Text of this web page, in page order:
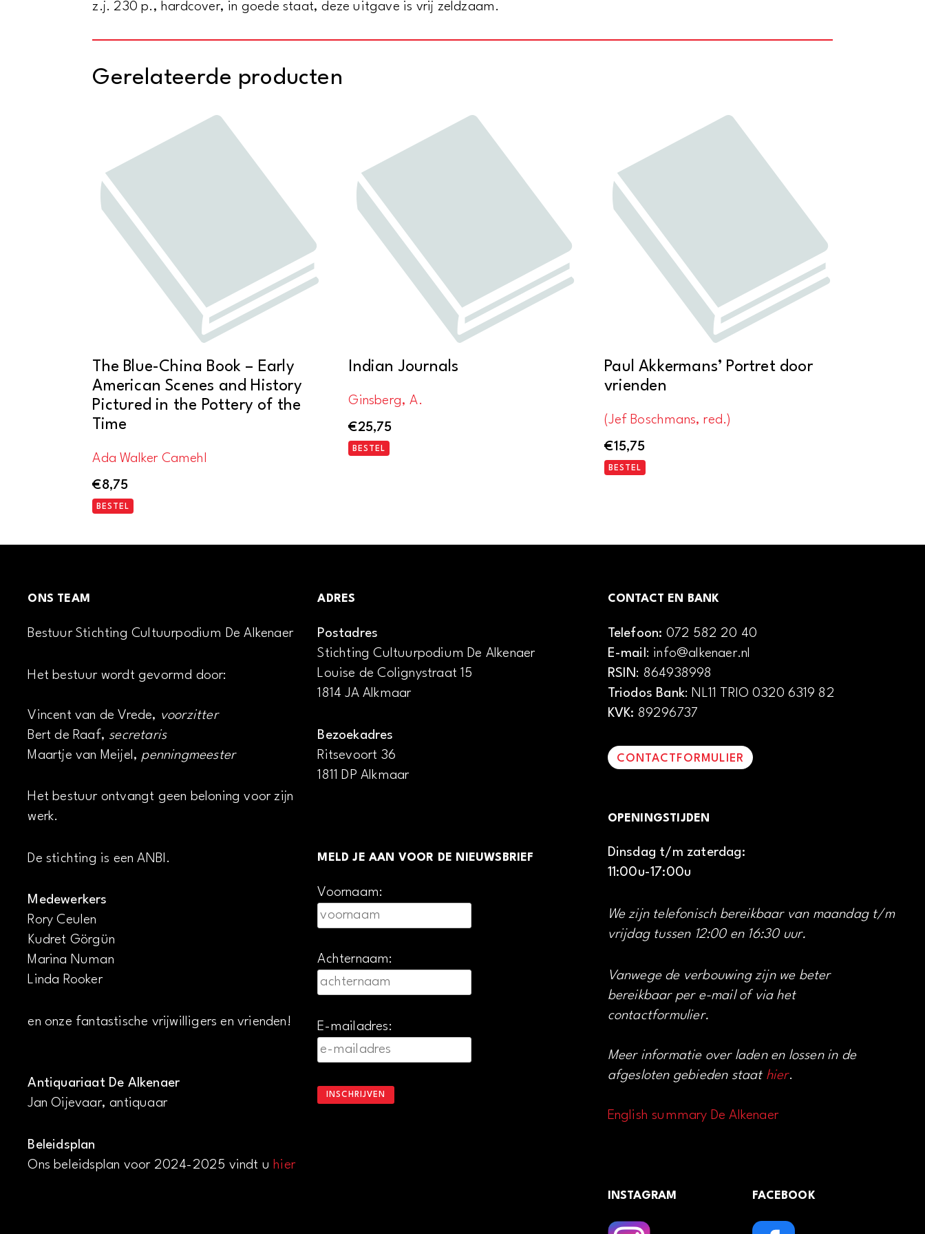
z.j. 230 p., hardcover, in goede staat, deze uitgave is vrij zeldzaam.
Gerelateerde producten
The Blue-China Book – Early
American Scenes and History
Pictured in the Pottery of the
Time
Ada Walker Camehl
€8,75
BESTEL
Indian Journals
Ginsberg, A.
€25,75
BESTEL
Paul Akkermans’ Portret door
vrienden
(Jef Boschmans, red.)
€15,75
BESTEL
ONS TEAM
Bestuur Stichting Cultuurpodium De Alkenaer
Het bestuur wordt gevormd door:
Vincent van de Vrede, voorzitter
Bert de Raaf, secretaris
Maartje van Meijel, penningmeester
Het bestuur ontvangt geen beloning voor zijn
werk.
De stichting is een ANBI.
Medewerkers
Rory Ceulen
Kudret Görgün
Marina Numan
Linda Rooker
en onze fantastische vrijwilligers en vrienden!
Antiquariaat De Alkenaer
Jan Oijevaar, antiquaar
Beleidsplan
Ons beleidsplan voor 2024-2025 vindt u hier
ADRES
Postadres
Stichting Cultuurpodium De Alkenaer
Louise de Colignystraat 15
1814 JA Alkmaar
Bezoekadres
Ritsevoort 36
1811 DP Alkmaar
MELD JE AAN VOOR DE NIEUWSBRIEF
Voornaam:
Achternaam:
E-mailadres:
CONTACT EN BANK
Telefoon: 072 582 20 40
E-mail: info@alkenaer.nl
RSIN: 864938998
Triodos Bank: NL11 TRIO 0320 6319 82
KVK: 89296737
CONTACTFORMULIER
OPENINGSTIJDEN
Dinsdag t/m zaterdag:
11:00u-17:00u
We zijn telefonisch bereikbaar van maandag t/m
vrijdag tussen 12:00 en 16:30 uur.
Vanwege de verbouwing zijn we beter
bereikbaar per e-mail of via het
contactformulier.
Meer informatie over laden en lossen in de
afgesloten gebieden staat hier.
English summary De Alkenaer
INSTAGRAM FACEBOOK